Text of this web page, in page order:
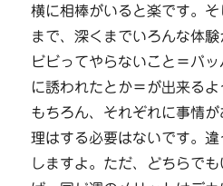
横に相棒がいると楽です。
まで、深くまでいろんな体
ビビってやらないこと＝バ
に誘われたとか＝が出来るよ
もちろん、それぞれに事情
理はする必要はないです。
しますよ。ただ、どちらで